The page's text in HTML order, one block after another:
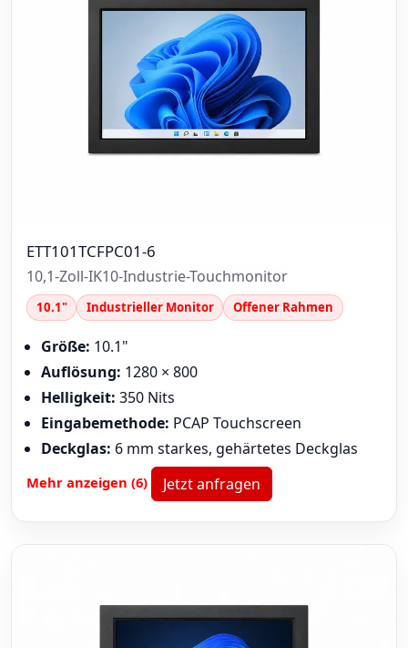
ETT101TCFPC01-6
10,1-Zoll-IK10-Industrie-Touchmonitor
10.1" Industrieller Monitor Offener Rahmen
Größe: 10.1"
Auflösung: 1280 × 800
Helligkeit: 350 Nits
Eingabemethode: PCAP Touchscreen
Deckglas: 6 mm starkes, gehärtetes Deckglas
Mehr anzeigen (6) Jetzt anfragen